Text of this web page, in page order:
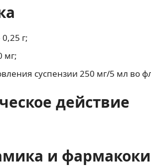
г;
мг;
суспензии 250 мг/5 мл во
действие
и